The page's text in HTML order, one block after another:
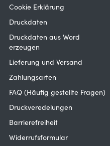
Cookie Erklärung
Druckdaten
Druckdaten aus Word
erzeugen
Lieferung und Versand
Zahlungsarten
FAQ (Häufig gestellte Fragen)
Druckveredelungen
Barrierefreiheit
Widerrufsformular